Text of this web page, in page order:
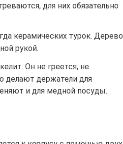
для них обязательно
керамических турок. Дерево
рукой.
Он не греется, не
делают держатели для
и для медной посуды.